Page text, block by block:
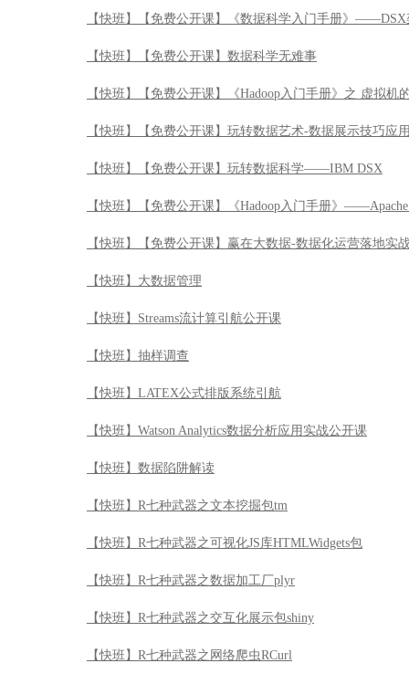
【快班】Java Web开发精讲
【快班】JavaScript从入门到精通
【快班】让服务飞起来：实时计算及其应用
【快班】突击pyspark：数据挖掘的力量倍增器
【快班】赢在大数据-人工智能的应用实践
【快班】【免费公开课】《数据科学入门手册》
【快班】【免费公开课】数据科学无难事
【快班】【免费公开课】《Hadoop入门手册》之 虚拟机
【快班】【免费公开课】玩转数据艺术-数据展示技巧应
【快班】【免费公开课】玩转数据科学——IBM DSX
【快班】【免费公开课】《Hadoop入门手册》
【快班】【免费公开课】赢在大数据-数据化运营落地实
【快班】大数据管理
【快班】Streams流计算引航公开课
【快班】抽样调查
【快班】LATEX公式排版系统引航
【快班】Watson Analytics数据分析应用实战公开课
【快班】数据陷阱解读